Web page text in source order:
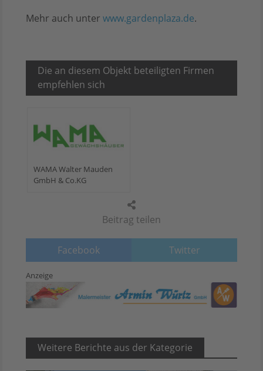
Beitrag teilen
Facebook Twitter
Mehr auch unter www.gardenplaza.de.
Die an diesem Objekt beteiligten Firmen
empfehlen sich
WAMA Walter Mauden
GmbH & Co.KG
Anzeige
Weitere Berichte aus der Kategorie